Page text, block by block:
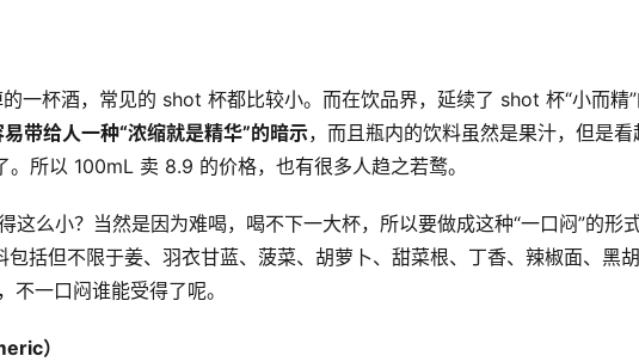
一杯酒，常见的 shot 杯都比较小。而在饮品界，延续了 shot 杯“小而精
带给人一种“浓缩就是精华”的暗示，而且瓶内的饮料虽然是果汁，但是看
。所以 100mL 卖 8.9 的价格，也有很多人趋之若鹜。
么小？当然是因为难喝，喝不下一大杯，所以要做成这种“一口闷”的形
括但不限于姜、羽衣甘蓝、菠菜、胡萝卜、甜菜根、丁香、辣椒面、黑胡
一口闷谁能受得了呢。
）